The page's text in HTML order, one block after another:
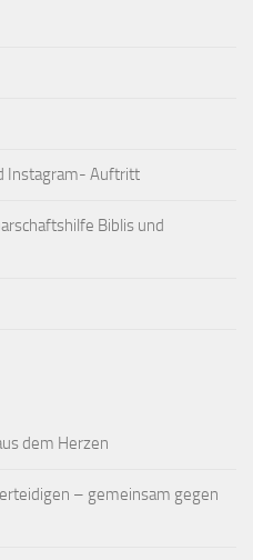
Instagram- Auftritt
Biblis und
dem Herzen
– gemeinsam gegen